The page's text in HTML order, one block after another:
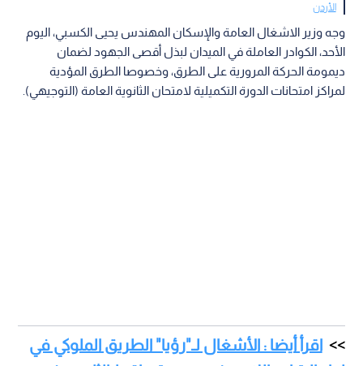
الأردن
وجه وزير الاشغال العامة والإسكان المهندس يحيى الكسبي، اليوم
الأحد، الكوادر العاملة في الميدان لبذل أقصى الجهود لضمان
ديمومة الحركة المرورية على الطرق، وخصوصا الطرق المؤدية
لمراكز امتحانات الدورة التكميلية لامتحان الثانوية العامة (التوجيهي).
اقرأ أيضا : الأشغال لـ"رؤيا" الطريق الملوكي في